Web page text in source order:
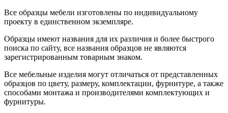
Все образцы мебели изготовлены по индивидуальному
проекту в единственном экземпляре.
Образцы имеют названия для их различия и более быстрого
поиска по сайту, все названия образцов не являются
зарегистрированным товарным знаком.
Все мебельные изделия могут отличаться от представленных
образцов по цвету, размеру, комплектации, фурнитуре, а также
способами монтажа и производителями комплектующих и
фурнитуры.